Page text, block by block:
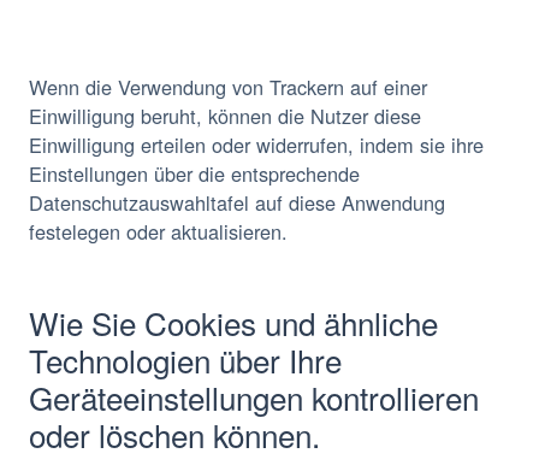
Wenn die Verwendung von Trackern auf einer
Einwilligung beruht, können die Nutzer diese
Einwilligung erteilen oder widerrufen, indem sie ihre
Einstellungen über die entsprechende
Datenschutzauswahltafel auf diese Anwendung
festelegen oder aktualisieren.
Wie Sie Cookies und ähnliche
Technologien über Ihre
Geräteeinstellungen kontrollieren
oder löschen können.